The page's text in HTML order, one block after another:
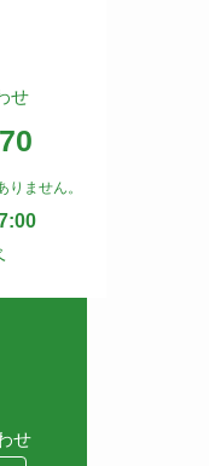
せ
ません。
せ